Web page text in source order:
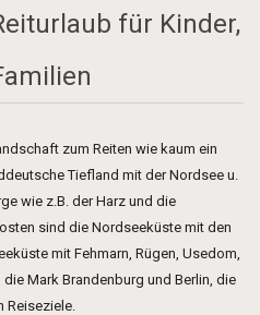
für Kinder,
zum Reiten wie kaum ein
Tiefland mit der Nordsee u.
wie z.B. der Harz und die
sind die Nordseeküste mit den
mit Fehmarn, Rügen, Usedom,
Mark Brandenburg und Berlin, die
Reiseziele.